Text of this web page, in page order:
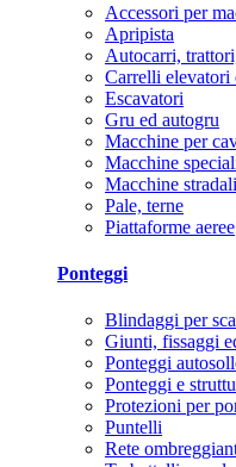
Accessori per
Apripista
Autocarri,
Carrelli elevatori
Escavatori
Gru ed autogru
Macchine per
Macchine
Macchine
Pale, terne
Piattaforme aeree
Ponteggi
Blindaggi per
Giunti, fissaggi
Ponteggi
Ponteggi e
Protezioni per
Puntelli
Rete